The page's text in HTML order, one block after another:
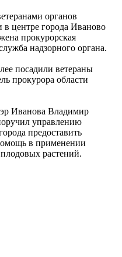
органов
в центре города Иваново
прокурорская
надзорного органа.
посадили ветераны
прокурора области
Иванова Владимир
управлению
предоставить
в применении
растений.